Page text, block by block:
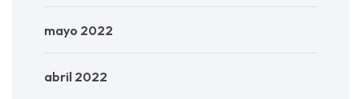
mayo 2022
abril 2022